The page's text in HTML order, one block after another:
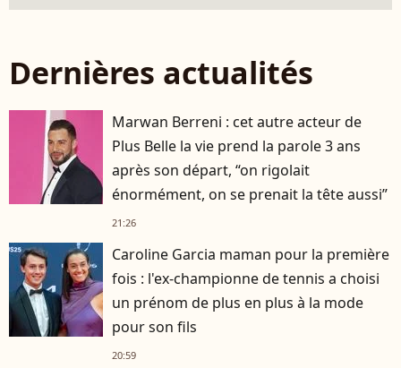
Dernières actualités
Marwan Berreni : cet autre acteur de
Plus Belle la vie prend la parole 3 ans
après son départ, “on rigolait
énormément, on se prenait la tête aussi”
21:26
Caroline Garcia maman pour la première
fois : l'ex-championne de tennis a choisi
un prénom de plus en plus à la mode
pour son fils
20:59